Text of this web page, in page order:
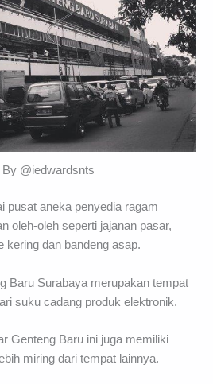
By @iedwardsnts
pusat aneka penyedia ragam
oleh-oleh seperti jajanan pasar,
kering dan bandeng asap.
Baru Surabaya merupakan tempat
suku cadang produk elektronik.
Genteng Baru ini juga memiliki
miring dari tempat lainnya.